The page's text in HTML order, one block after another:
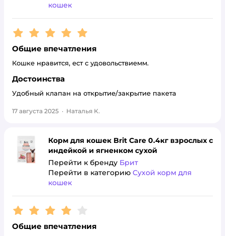
кошек
Рейтинг:5
Общие впечатления
Кошке нравится, ест с удовольствиемм.
Достоинства
Удобный клапан на открытие/закрытие пакета
17 августа 2025 · Наталья К.
Корм для кошек Brit Care 0.4кг взрослых с
индейкой и ягненком сухой
Перейти к бренду Брит
Перейти в категорию Сухой корм для
кошек
Рейтинг:4
Общие впечатления